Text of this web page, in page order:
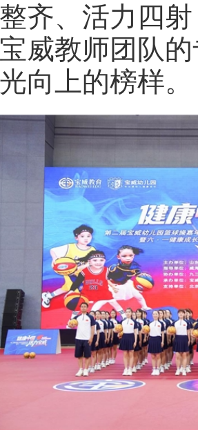
齐、活力四
威教师团队
向上的榜样。